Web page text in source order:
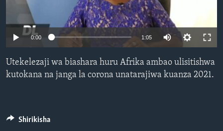
0:00 1:05
Utekelezaji wa biashara huru Afrika ambao ulisitishwa
kutokana na janga la corona unatarajiwa kuanza 2021.
Shirikisha